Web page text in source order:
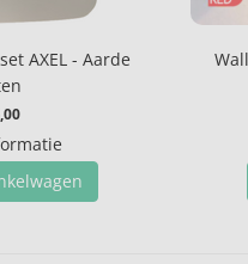
AXEL - Aarde
,00